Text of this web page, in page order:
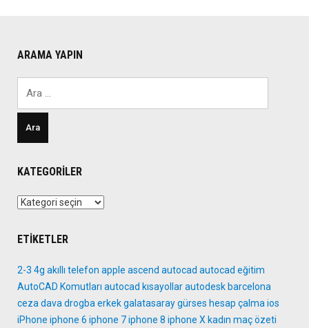
ARAMA YAPIN
KATEGORILER
Kategoriler
ETIKETLER
2-3 4g akıllı telefon apple ascend autocad autocad eğitim
AutoCAD Komutları autocad kısayollarautodesk barcelona
ceza dava drogba erkekgalatasaraygürses hesap çalma ios
iPhone iphone 6 iphone 7iphone 8 iphone X kadın maç özeti